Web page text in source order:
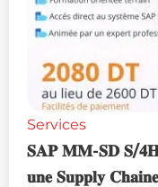
Services
𝐒𝐀𝐏 𝐌𝐌-𝐒𝐃 𝐒/
𝐮𝐧𝐞 𝐒𝐮𝐩𝐩𝐥𝐲